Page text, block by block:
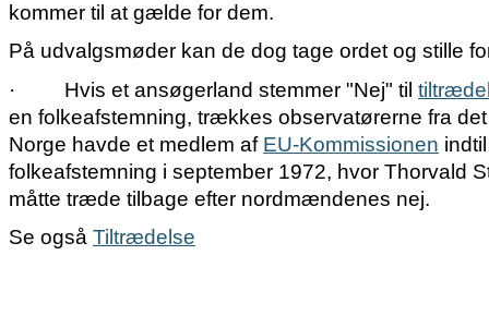
kommer til at gælde for dem.
På udvalgsmøder kan de dog tage ordet og stille
·
Hvis et ansøgerland stemmer "Nej" til
en folkeafstemning, trækkes observatørerne fra
Norge havde et medlem af EU-Kommissionen
folkeafstemning i september 1972, hvor Thorvald
måtte træde tilbage efter nordmændenes nej.
Se også Tiltrædelse